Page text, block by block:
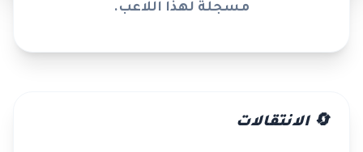
مسجلة لهذا اللاعب.
🔄 الانتقالات